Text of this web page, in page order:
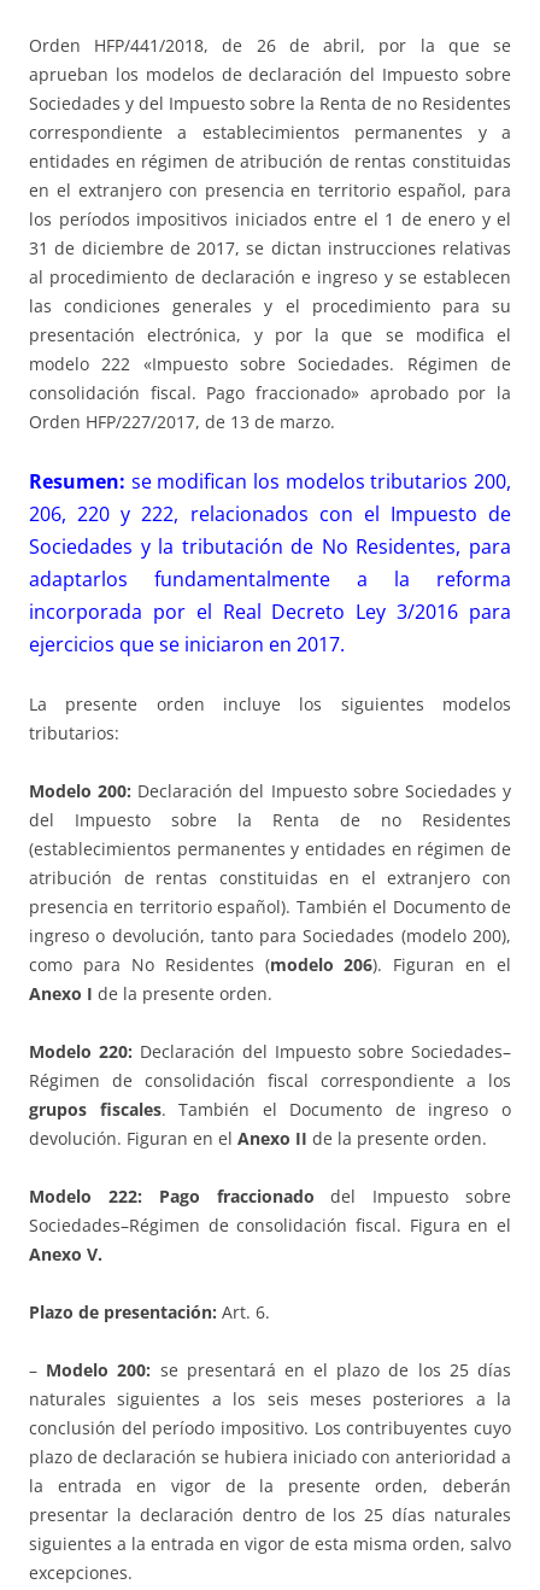
Orden HFP/441/2018, de 26 de abril, por la que se
aprueban los modelos de declaración del Impuesto sobre
Sociedades y del Impuesto sobre la Renta de no Residentes
correspondiente a establecimientos permanentes y a
entidades en régimen de atribución de rentas constituidas
en el extranjero con presencia en territorio español, para
los períodos impositivos iniciados entre el 1 de enero y el
31 de diciembre de 2017, se dictan instrucciones relativas
al procedimiento de declaración e ingreso y se establecen
las condiciones generales y el procedimiento para su
presentación electrónica, y por la que se modifica el
modelo 222 «Impuesto sobre Sociedades. Régimen de
consolidación fiscal. Pago fraccionado» aprobado por la
Orden HFP/227/2017, de 13 de marzo.
Resumen: se modifican los modelos tributarios 200,
206, 220 y 222, relacionados con el Impuesto de
Sociedades y la tributación de No Residentes, para
adaptarlos fundamentalmente a la reforma
incorporada por el Real Decreto Ley 3/2016 para
ejercicios que se iniciaron en 2017.
La presente orden incluye los siguientes modelos
tributarios:
Modelo 200: Declaración del Impuesto sobre Sociedades y
del Impuesto sobre la Renta de no Residentes
(establecimientos permanentes y entidades en régimen de
atribución de rentas constituidas en el extranjero con
presencia en territorio español). También el Documento de
ingreso o devolución, tanto para Sociedades (modelo 200),
como para No Residentes (modelo 206). Figuran en el
Anexo I de la presente orden.
Modelo 220: Declaración del Impuesto sobre Sociedades–
Régimen de consolidación fiscal correspondiente a los
grupos fiscales. También el Documento de ingreso o
devolución. Figuran en el Anexo II de la presente orden.
Modelo 222: Pago fraccionado del Impuesto sobre
Sociedades–Régimen de consolidación fiscal. Figura en el
Anexo V.
Plazo de presentación: Art. 6.
– Modelo 200: se presentará en el plazo de los 25 días
naturales siguientes a los seis meses posteriores a la
conclusión del período impositivo. Los contribuyentes cuyo
plazo de declaración se hubiera iniciado con anterioridad a
la entrada en vigor de la presente orden, deberán
presentar la declaración dentro de los 25 días naturales
siguientes a la entrada en vigor de esta misma orden, salvo
excepciones.